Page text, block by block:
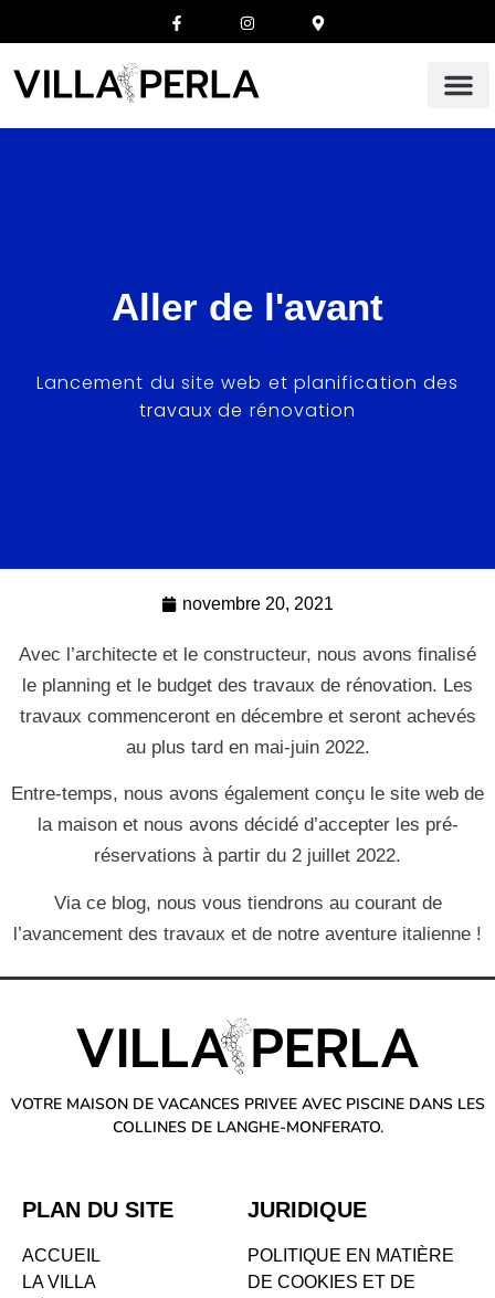
Aller de l'avant
Lancement du site web et planification des
travaux de rénovation
novembre 20, 2021
Avec l’architecte et le constructeur, nous avons finalisé
le planning et le budget des travaux de rénovation. Les
travaux commenceront en décembre et seront achevés
au plus tard en mai-juin 2022.
Entre-temps, nous avons également conçu le site web de
la maison et nous avons décidé d’accepter les pré-
réservations à partir du 2 juillet 2022.
Via ce blog, nous vous tiendrons au courant de
l’avancement des travaux et de notre aventure italienne !
VOTRE MAISON DE VACANCES PRIVEE AVEC PISCINE DANS LES
COLLINES DE LANGHE-MONFERATO.
PLAN DU SITE
ACCUEIL
LA VILLA
JURIDIQUE
POLITIQUE EN MATIÈRE
DE COOKIES ET DE